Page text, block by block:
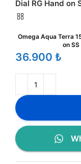
Dial RG Hand on
Omega Aqua Terra
on
₺